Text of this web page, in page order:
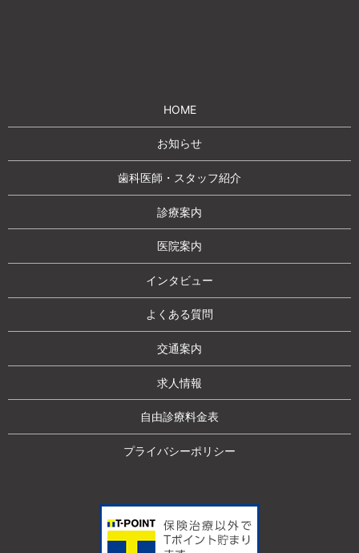
HOME
お知らせ
歯科医師・スタッフ紹介
診療案内
医院案内
インタビュー
よくある質問
交通案内
求人情報
自由診療料金表
プライバシーポリシー